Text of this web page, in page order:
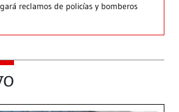
reclamos de policías y bomberos